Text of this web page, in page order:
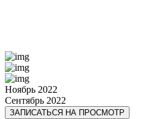
Ноябрь 2022
Сентябрь 2022
ЗАПИСАТЬСЯ НА ПРОСМОТР